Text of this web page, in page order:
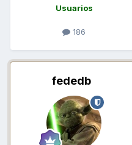
Usuarios
186
fededb